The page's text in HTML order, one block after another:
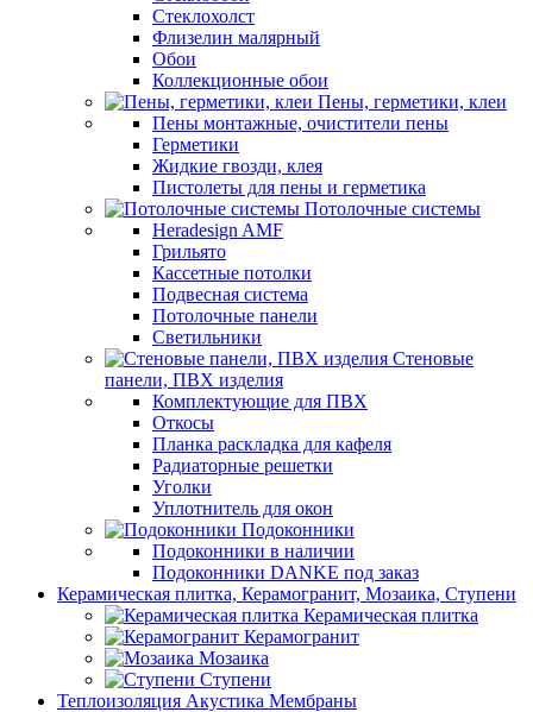
Стеклохолст
Флизелин малярный
Обои
Коллекционные обои
Пены, герметики, клеи
Пены монтажные, очистители пены
Герметики
Жидкие гвозди, клея
Пистолеты для пены и герметика
Потолочные системы
Heradesign AMF
Грильято
Кассетные потолки
Подвесная система
Потолочные панели
Светильники
Стеновые
панели, ПВХ изделия
Комплектующие для ПВХ
Откосы
Планка раскладка для кафеля
Радиаторные решетки
Уголки
Уплотнитель для окон
Подоконники
Подоконники в наличии
Подоконники DANKE под заказ
Керамическая плитка, Керамогранит, Мозаика, Ступени
Керамическая плитка
Керамогранит
Мозаика
Ступени
Теплоизоляция Акустика Мембраны